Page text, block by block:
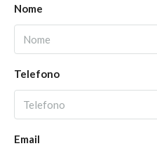
Nome
Telefono
Email